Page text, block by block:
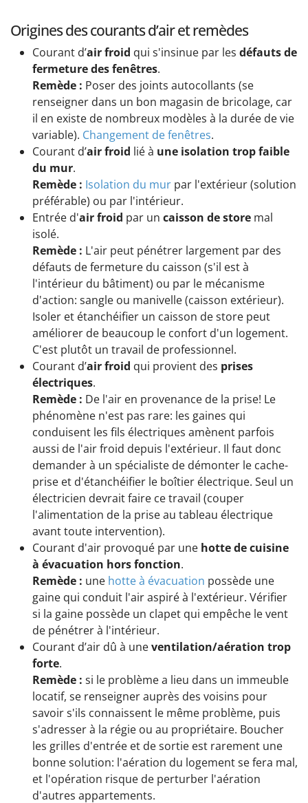
Origines des courants d’air et remèdes
Courant d’air froid qui s'insinue par les défauts de
fermeture des fenêtres.
Remède : Poser des joints autocollants (se
renseigner dans un bon magasin de bricolage, car
il en existe de nombreux modèles à la durée de vie
variable). Changement de fenêtres.
Courant d’air froid lié à une isolation trop faible
du mur.
Remède : Isolation du mur par l'extérieur (solution
préférable) ou par l'intérieur.
Entrée d'air froid par un caisson de store mal
isolé.
Remède : L'air peut pénétrer largement par des
défauts de fermeture du caisson (s'il est à
l'intérieur du bâtiment) ou par le mécanisme
d'action: sangle ou manivelle (caisson extérieur).
Isoler et étanchéifier un caisson de store peut
améliorer de beaucoup le confort d'un logement.
C'est plutôt un travail de professionnel.
Courant d’air froid qui provient des prises
électriques.
Remède : De l'air en provenance de la prise! Le
phénomène n'est pas rare: les gaines qui
conduisent les fils électriques amènent parfois
aussi de l'air froid depuis l'extérieur. Il faut donc
demander à un spécialiste de démonter le cache-
prise et d'étanchéifier le boîtier électrique. Seul un
électricien devrait faire ce travail (couper
l'alimentation de la prise au tableau électrique
avant toute intervention).
Courant d'air provoqué par une hotte de cuisine
à évacuation hors fonction.
Remède : une hotte à évacuation possède une
gaine qui conduit l'air aspiré à l'extérieur. Vérifier
si la gaine possède un clapet qui empêche le vent
de pénétrer à l'intérieur.
Courant d’air dû à uneventilation/aération trop
forte.
Remède : si le problème a lieu dans un immeuble
locatif, se renseigner auprès des voisins pour
savoir s'ils connaissent le même problème, puis
s'adresser à la régie ou au propriétaire. Boucher
les grilles d'entrée et de sortie est rarement une
bonne solution: l'aération du logement se fera mal,
et l'opération risque de perturber l'aération
d'autres appartements.